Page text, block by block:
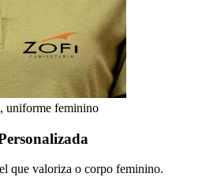
uniforme feminino
que valoriza o corpo feminino.